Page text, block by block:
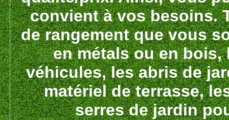
convient à vos besoins.
de rangement que vous
en métals ou en
véhicules, les abris de
matériel de terrasse,
serres de jardin